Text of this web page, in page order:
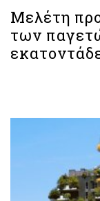
Μελέτη
των